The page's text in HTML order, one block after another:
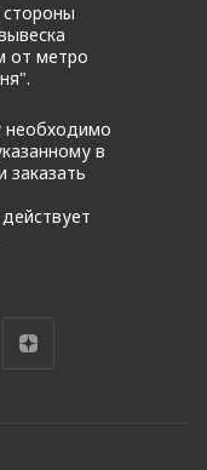
от метро
необходимо
в
заказать